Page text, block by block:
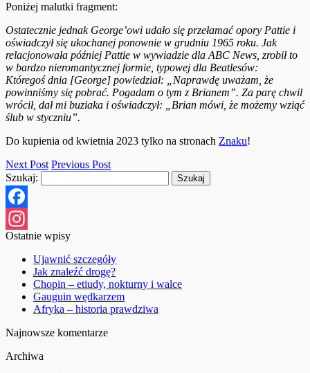
Poniżej malutki fragment:
Ostatecznie jednak George’owi udało się przełamać opory Pattie i
oświadczył się ukochanej ponownie w grudniu 1965 roku. Jak
relacjonowała później Pattie w wywiadzie dla ABC News, zrobił to
w bardzo nieromantycznej formie, typowej dla Beatlesów:
Któregoś dnia [George] powiedział: „Naprawdę uważam, że
powinniśmy się pobrać. Pogadam o tym z Brianem”. Za parę chwil
wrócił, dał mi buziaka i oświadczył: „Brian mówi, że możemy wziąć
ślub w styczniu”.
Do kupienia od kwietnia 2023 tylko na stronach Znaku!
Next Post Previous Post
Szukaj:
Facebook
Instagram
Ostatnie wpisy
Ujawnić szczegóły
Jak znaleźć drogę?
Chopin – etiudy, nokturny i walce
Gauguin wędkarzem
Afryka – historia prawdziwa
Najnowsze komentarze
Archiwa